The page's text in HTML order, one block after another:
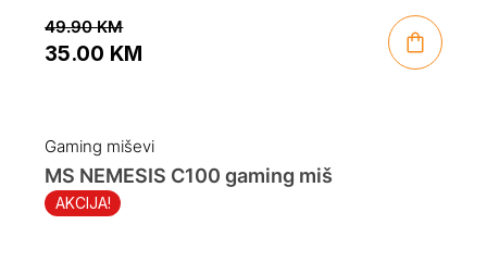
49.90KM
was:
49.90 KM.
35.00 KM
is:
35.00 KM.
Gaming miševi
AKCIJA!
MS NEMESIS C100 gaming miš